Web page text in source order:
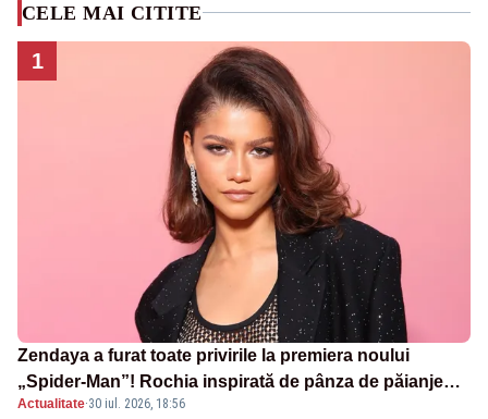
CELE MAI CITITE
1
Zendaya a furat toate privirile la premiera noului
„Spider-Man”! Rochia inspirată de pânza de păianjen a
făcut senzație
Actualitate·30 iul. 2026, 18:56